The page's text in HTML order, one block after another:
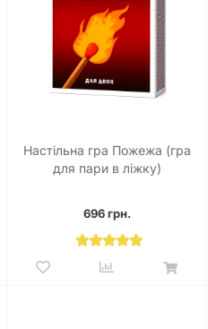
Настільна гра Пожежа (гра
для пари в ліжку)
696 грн.